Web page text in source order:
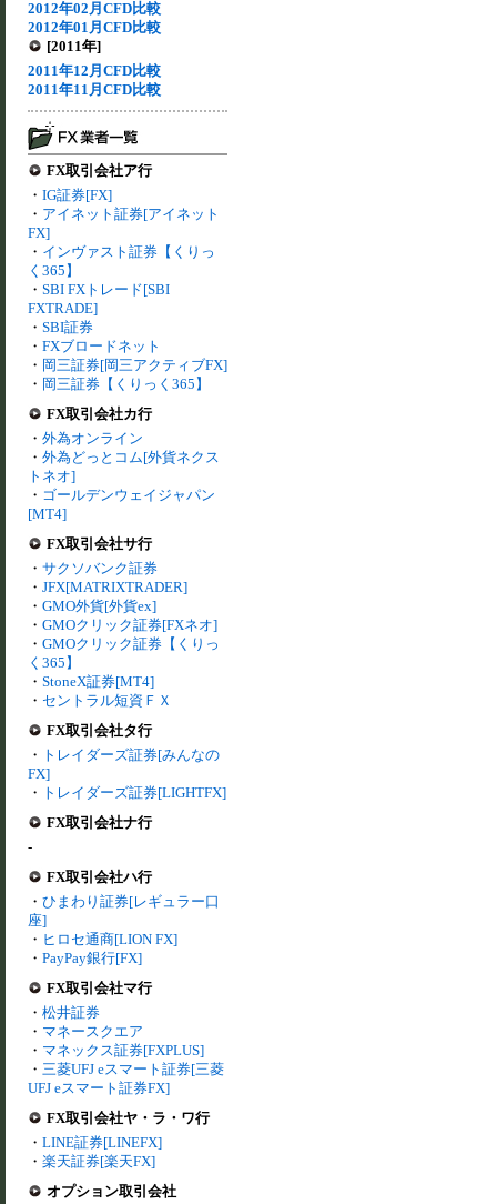
2012年02月CFD比較
2012年01月CFD比較
[2011年]
2011年12月CFD比較
2011年11月CFD比較
FX取引会社ア行
・ IG証券[FX]
・ アイネット証券[アイネット
FX]
・ インヴァスト証券【くりっ
く365】
・ SBI FXトレード[SBI
FXTRADE]
・ SBI証券
・ FXブロードネット
・ 岡三証券[岡三アクティブFX]
・ 岡三証券【くりっく365】
FX取引会社カ行
・ 外為オンライン
・ 外為どっとコム[外貨ネクス
トネオ]
・ ゴールデンウェイジャパン
[MT4]
FX取引会社サ行
・ サクソバンク証券
・ JFX[MATRIXTRADER]
・ GMO外貨[外貨ex]
・ GMOクリック証券[FXネオ]
・ GMOクリック証券【くりっ
く365】
・ StoneX証券[MT4]
・ セントラル短資ＦＸ
FX取引会社タ行
・ トレイダーズ証券[みんなの
FX]
・ トレイダーズ証券[LIGHTFX]
FX取引会社ナ行
-
FX取引会社ハ行
・ ひまわり証券[レギュラー口
座]
・ ヒロセ通商[LION FX]
・ PayPay銀行[FX]
FX取引会社マ行
・ 松井証券
・ マネースクエア
・ マネックス証券[FXPLUS]
・ 三菱UFJ eスマート証券[三菱
UFJ eスマート証券FX]
FX取引会社ヤ・ラ・ワ行
・ LINE証券[LINEFX]
・ 楽天証券[楽天FX]
オプション取引会社